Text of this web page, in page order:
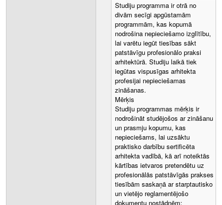
Studiju programma ir otrā no
divām secīgi apgūstamām
programmām, kas kopumā
nodrošina nepieciešamo izglītību,
lai varētu iegūt tiesības sākt
patstāvīgu profesionālo praksi
arhitektūrā. Studiju laikā tiek
iegūtas vispusīgas arhitekta
profesijai nepieciešamas
zināšanas.
Mērķis
Studiju programmas mērķis ir
nodrošināt studējošos ar zināšanu
un prasmju kopumu, kas
nepieciešams, lai uzsāktu
praktisko darbību sertificēta
arhitekta vadībā, kā arī noteiktās
kārtības ietvaros pretendētu uz
profesionālās patstāvīgās prakses
tiesībām saskaņā ar starptautisko
un vietējo reglamentējošo
dokumentu nostādnēm: